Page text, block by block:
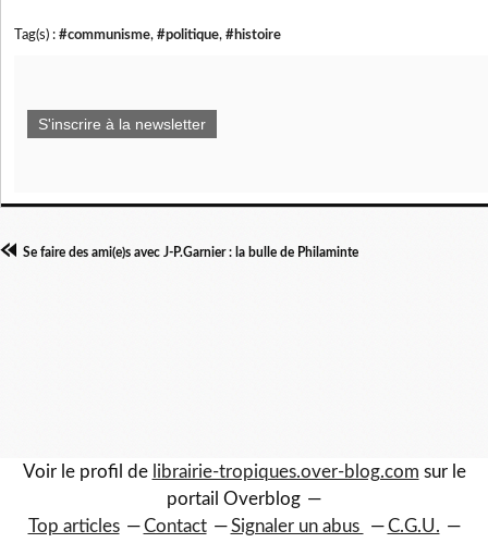
Tag(s) : #communisme, #politique, #histoire
S'inscrire à la newsletter
Se faire des ami(e)s avec J-P.Garnier : la bulle de Philaminte
Voir le profil de librairie-tropiques.over-blog.com sur le
portail Overblog
Top articles
Contact Signaler un abus
C.G.U.